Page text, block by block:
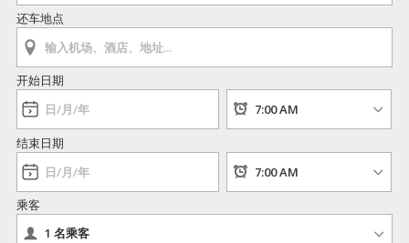
还车地点
开始日期
结束日期
乘客